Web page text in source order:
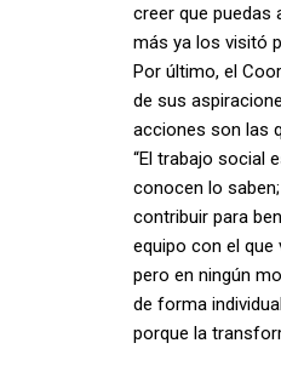
creer que puedas
más ya los visitó
Por último, el
de sus
acciones son las
“El trabajo social
conocen lo
contribuir para
equipo con el que
pero en ningún
de forma
porque la